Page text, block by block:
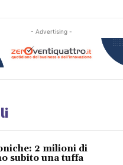
- Advertising -
2 milioni di
subito una tuffa